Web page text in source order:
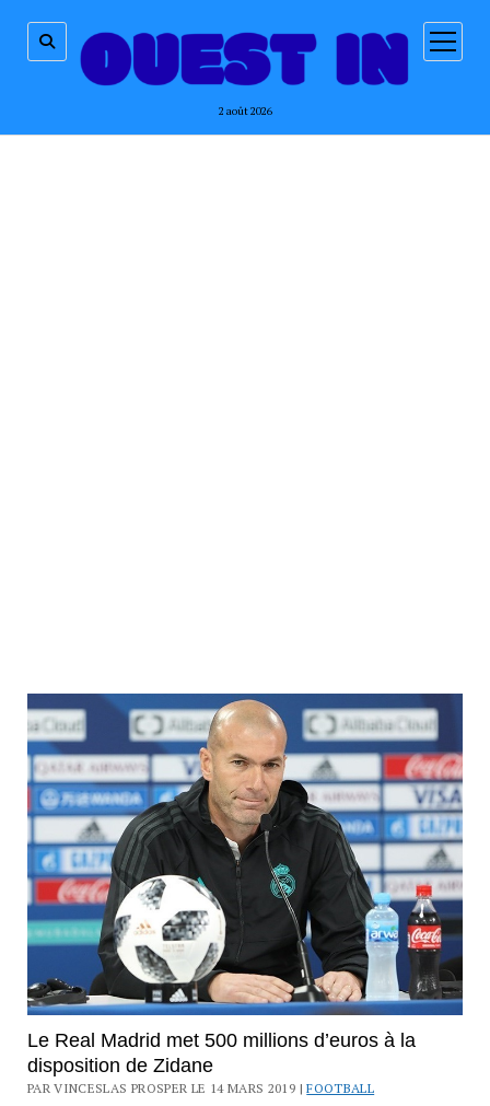
2 août 2026
ouvrir
menu
Le Real Madrid met 500 millions d’euros à la
disposition de Zidane
PAR VINCESLAS PROSPER LE 14 MARS 2019 |FOOTBALL